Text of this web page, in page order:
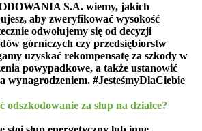
S.A. wiemy, jakich
aby zweryfikować wysokość
odwołujemy się od decyzji
górniczych czy przedsiębiorstw
uzyskać rekompensatę za szkody w
powypadkowe, a także ustanowić
wynagrodzeniem. #JesteśmyDlaCiebie
odszkodowanie za słup na działce?